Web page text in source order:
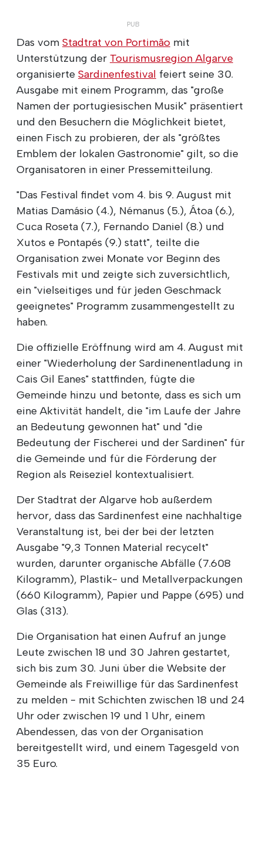
Das vom Stadtrat von Portimão mit
Unterstützung der Tourismusregion Algarve
organisierte Sardinenfestival feiert seine 30.
Ausgabe mit einem Programm, das "große
Namen der portugiesischen Musik" präsentiert
und den Besuchern die Möglichkeit bietet,
einen Fisch zu probieren, der als "größtes
Emblem der lokalen Gastronomie" gilt, so die
Organisatoren in einer Pressemitteilung.
"Das Festival findet vom 4. bis 9. August mit
Matias Damásio (4.), Némanus (5.), Átoa (6.),
Cuca Roseta (7.), Fernando Daniel (8.) und
Xutos e Pontapés (9.) statt", teilte die
Organisation zwei Monate vor Beginn des
Festivals mit und zeigte sich zuversichtlich,
ein "vielseitiges und für jeden Geschmack
geeignetes" Programm zusammengestellt zu
haben.
Die offizielle Eröffnung wird am 4. August mit
einer "Wiederholung der Sardinenentladung in
Cais Gil Eanes" stattfinden, fügte die
Gemeinde hinzu und betonte, dass es sich um
eine Aktivität handelt, die "im Laufe der Jahre
an Bedeutung gewonnen hat" und "die
Bedeutung der Fischerei und der Sardinen" für
die Gemeinde und für die Förderung der
Region als Reiseziel kontextualisiert.
Der Stadtrat der Algarve hob außerdem
hervor, dass das Sardinenfest eine nachhaltige
Veranstaltung ist, bei der bei der letzten
Ausgabe "9,3 Tonnen Material recycelt"
wurden, darunter organische Abfälle (7.608
Kilogramm), Plastik- und Metallverpackungen
(660 Kilogramm), Papier und Pappe (695) und
Glas (313).
Die Organisation hat einen Aufruf an junge
Leute zwischen 18 und 30 Jahren gestartet,
sich bis zum 30. Juni über die Website der
Gemeinde als Freiwillige für das Sardinenfest
zu melden - mit Schichten zwischen 18 und 24
Uhr oder zwischen 19 und 1 Uhr, einem
Abendessen, das von der Organisation
bereitgestellt wird, und einem Tagesgeld von
35 Euro.